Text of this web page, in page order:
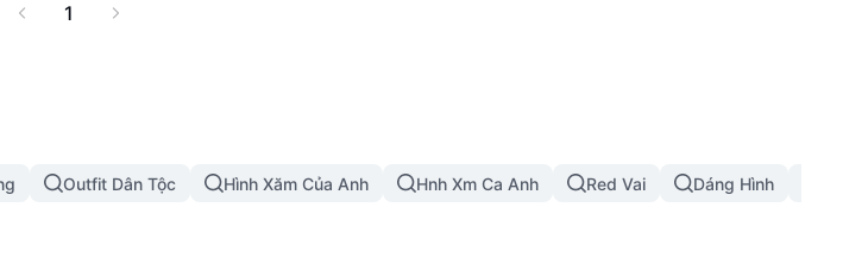
1
Outfit Dân Tộc Hình Xăm Của Anh Hnh Xm Ca Anh Red Vai Dáng Hình